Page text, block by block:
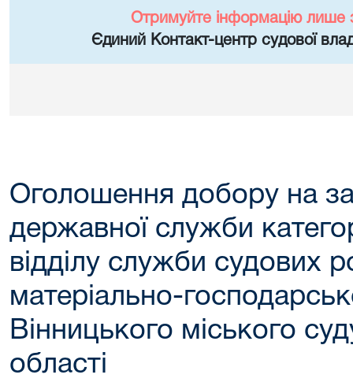
Отримуйте інформацію лише
Єдиний Контакт-центр судової
Оголошення добору на
державної служби
відділу служби судових
матеріально-
Вінницького міського
області